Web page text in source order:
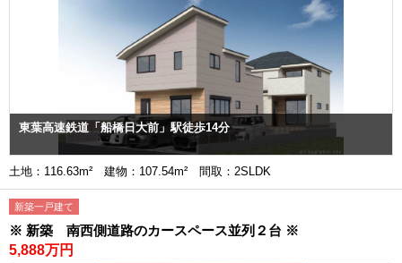
東葉高速鉄道「船橋日大前」駅徒歩14分
土地：116.63m² 建物：107.54m² 間取：2SLDK
新築一戸建て
※ 新築 南西側道路のカースペース並列２台 ※
5,888万円